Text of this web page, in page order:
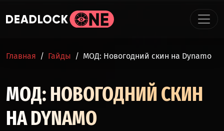
СТРОКА НАВИГАЦИИ
Главная Гайды МОД: Новогодний скин на Dynamo
МОД: НОВОГОДНИЙ СКИН
НА DYNAMO